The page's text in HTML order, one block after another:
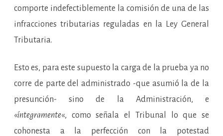
comporte indefectiblemente la comisión de una de las
infracciones tributarias reguladas en la Ley General
Tributaria.
Esto es, para este supuesto la carga de la prueba ya no
corre de parte del administrado -que asumió la de la
presunción- sino de la Administración, e
«íntegramente«, como señala el Tribunal lo que se
cohonesta a la perfección con la potestad